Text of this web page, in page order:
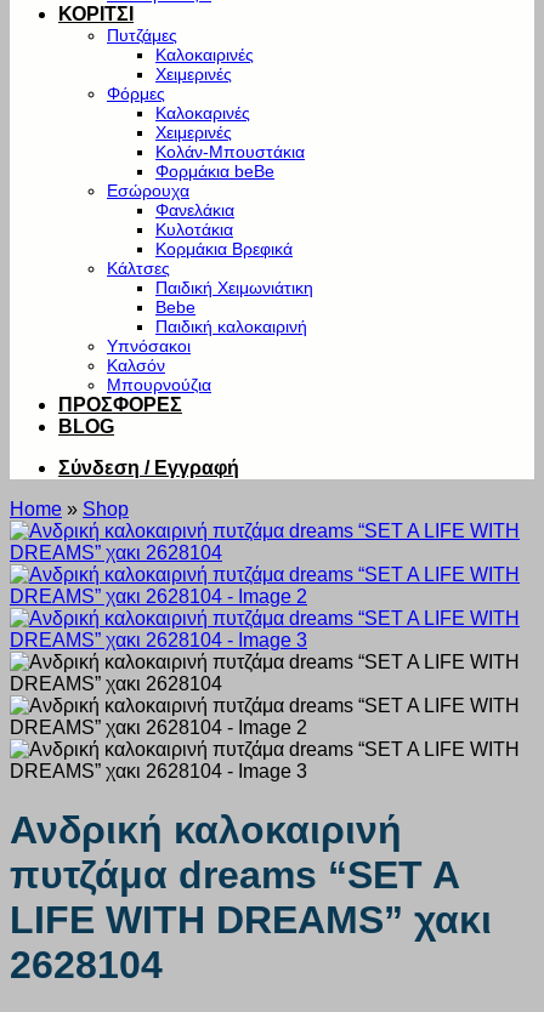
ΚΟΡΙΤΣΙ
Πυτζάμες
Καλοκαιρινές
Χειμερινές
Φόρμες
Καλοκαρινές
Χειμερινές
Κολάν-Μπουστάκια
Φορμάκια beBe
Εσώρουχα
Φανελάκια
Κυλοτάκια
Κορμάκια Βρεφικά
Κάλτσες
Παιδική Χειμωνιάτικη
Bebe
Παιδική καλοκαιρινή
Υπνόσακοι
Καλσόν
Μπουρνούζια
ΠΡΟΣΦΟΡΕΣ
BLOG
Σύνδεση / Εγγραφή
Home » Shop
Ανδρική καλοκαιρινή
πυτζάμα dreams “SET A
LIFE WITH DREAMS” χακι
2628104